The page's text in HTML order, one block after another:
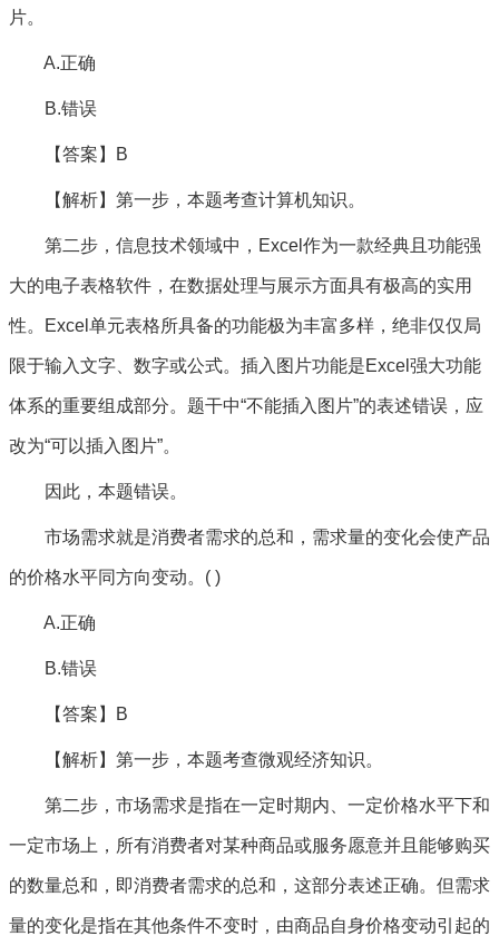
片。
A.正确
B.错误
【答案】B
【解析】第一步，本题考查计算机知识。
第二步，信息技术领域中，Excel作为一款经典且功能强
大的电子表格软件，在数据处理与展示方面具有极高的实用
性。Excel单元表格所具备的功能极为丰富多样，绝非仅仅局
限于输入文字、数字或公式。插入图片功能是Excel强大功能
体系的重要组成部分。题干中“不能插入图片”的表述错误，应
改为“可以插入图片”。
因此，本题错误。
市场需求就是消费者需求的总和，需求量的变化会使产品
的价格水平同方向变动。( )
A.正确
B.错误
【答案】B
【解析】第一步，本题考查微观经济知识。
第二步，市场需求是指在一定时期内、一定价格水平下和
一定市场上，所有消费者对某种商品或服务愿意并且能够购买
的数量总和，即消费者需求的总和，这部分表述正确。但需求
量的变化是指在其他条件不变时，由商品自身价格变动引起的